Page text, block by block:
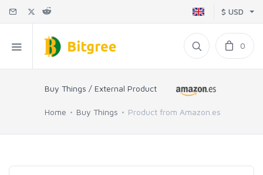
$ USD
0
Buy Things / External Product
Home Buy Things Product from Amazon.es